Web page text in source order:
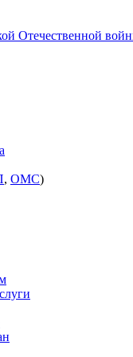
Отечественной
, ОМС)